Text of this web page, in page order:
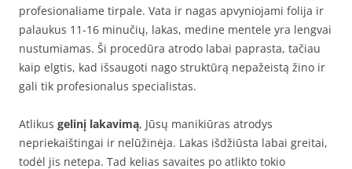
profesionaliame tirpale. Vata ir nagas apvyniojami folija ir
palaukus 11-16 minučių, lakas, medine mentele yra lengvai
nustumiamas. Ši procedūra atrodo labai paprasta, tačiau
kaip elgtis, kad išsaugoti nago struktūrą nepažeistą žino ir
gali tik profesionalus specialistas.
Atlikus gelinį lakavimą, Jūsų manikiūras atrodys
nepriekaištingai ir nelūžinėja. Lakas išdžiūsta labai greitai,
todėl jis netepa. Tad kelias savaites po atlikto tokio